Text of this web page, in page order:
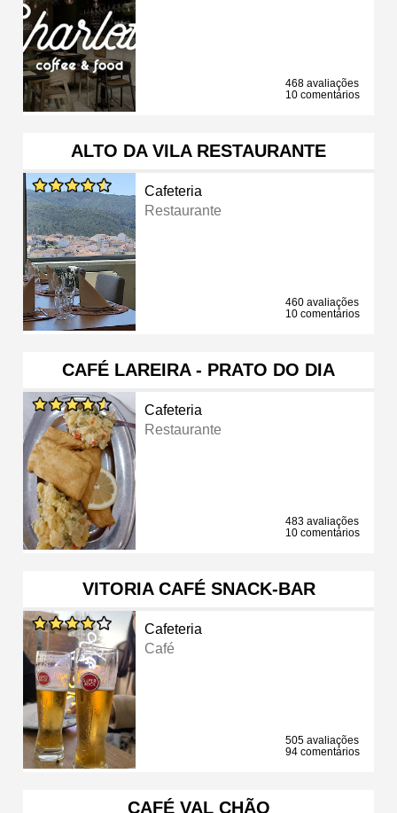
468 avaliações
10 comentários
ALTO DA VILA RESTAURANTE
Cafeteria
Restaurante
460 avaliações
10 comentários
CAFÉ LAREIRA - PRATO DO DIA
Cafeteria
Restaurante
483 avaliações
10 comentários
VITORIA CAFÉ SNACK-BAR
Cafeteria
Café
505 avaliações
94 comentários
CAFÉ VAL CHÃO